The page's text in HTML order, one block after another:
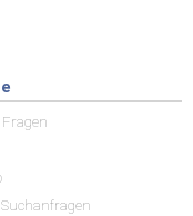
Suchanfragen